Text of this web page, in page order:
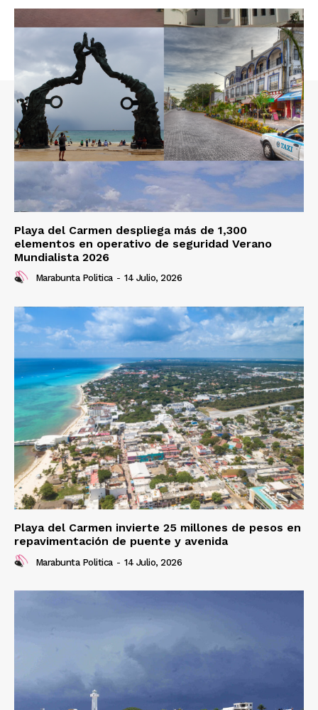
Playa del Carmen despliega más de 1,300
elementos en operativo de seguridad Verano
Mundialista 2026
Marabunta Politica - 14 Julio, 2026
Playa del Carmen invierte 25 millones de pesos en
repavimentación de puente y avenida
Marabunta Politica - 14 Julio, 2026